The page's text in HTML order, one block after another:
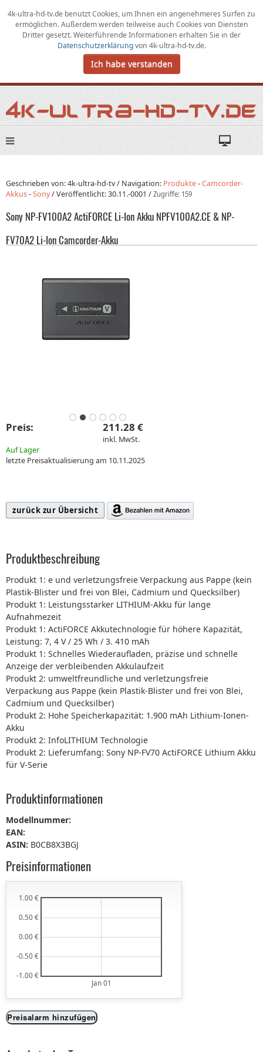
4k-ultra-hd-tv.de benutzt Cookies, umIhnen ein angenehmeres Surfen zu
ermöglichen.Außerdem werden teilweise auch Cookies von Diensten
Dritter gesetzt. Weiterführende Informationen erhalten Sie in der
Datenschutzerklärungvon 4k-ultra-hd-tv.de.
Ich habe verstanden
Geschrieben von: 4k-ultra-hd-tv / Navigation: Produkte-Camcorder-
Akkus-Sony/Veröffentlicht:30.11.-0001 / Zugriffe: 159
Sony NP-FV100A2 ActiFORCE Li-Ion Akku NPFV100A2.CE & NP-
FV70A2 Li-Ion Camcorder-Akku
Preis: 211.28 €
inkl. MwSt.
Auf Lager
letzte Preisaktualisierung am 10.11.2025
zurück zur Übersicht
Produktbeschreibung
Produkt 1: e und verletzungsfreie Verpackung aus Pappe (kein
Plastik-Blister und frei von Blei, Cadmium und Quecksilber)
Produkt 1: Leistungsstarker LITHIUM-Akku für lange
Aufnahmezeit
Produkt 1: ActiFORCE Akkutechnologie für höhere Kapazität,
Leistung: 7, 4 V / 25 Wh / 3. 410 mAh
Produkt 1: Schnelles Wiederaufladen, präzise und schnelle
Anzeige der verbleibenden Akkulaufzeit
Produkt 2: umweltfreundliche und verletzungsfreie
Verpackung aus Pappe (kein Plastik-Blister und frei von Blei,
Cadmium und Quecksilber)
Produkt 2: Hohe Speicherkapazität: 1.900 mAh Lithium-Ionen-
Akku
Produkt 2: InfoLITHIUM Technologie
Produkt 2: Lieferumfang: Sony NP-FV70 ActiFORCE Lithium Akku
für V-Serie
Produktinformationen
Modellnummer:
EAN:
ASIN: B0CB8X3BGJ
Preisinformationen
Jan 01
-1.00 €
-0.50 €
0.00 €
0.50 €
1.00 €
Preisalarm hinzufügen